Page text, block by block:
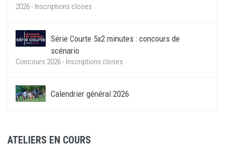
2026 - Inscriptions closes
Série Courte 5x2 minutes : concours de
scénario
Concours 2026 - Inscriptions closes
Calendrier général 2026
ATELIERS EN COURS